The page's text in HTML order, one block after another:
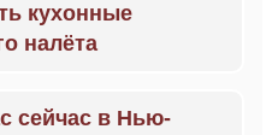
кухонные
налёта
сейчас в Нью-